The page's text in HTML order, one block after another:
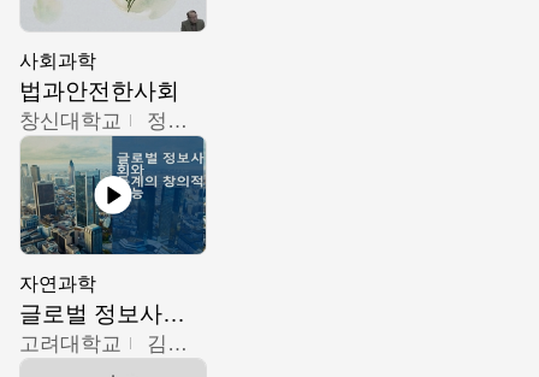
사회과학
법과안전한사회
창신대학교 정연균
자연과학
글로벌 정보사회와 통계의 창의적 기능
고려대학교 김희영